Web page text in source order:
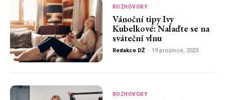
ROZHOVORY
Vánoční tipy Ivy
Kubelkové: Nalaďte se na
sváteční vlnu
Redakce DŽ - 19 prosince, 2023
ROZHOVORY